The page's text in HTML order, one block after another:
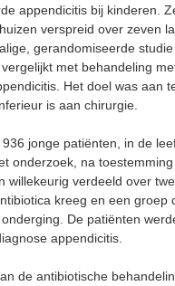
appendicitis bij kinderen.
verspreid over zeven
gerandomiseerde
met behandeling
Het doel was aan
is aan chirurgie.
jonge patiënten, in de
onderzoek, na
willekeurig verdeeld over
kreeg en een groep
De patiënten
appendicitis.
de antibiotische